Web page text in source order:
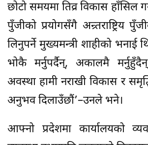
छोटो समयमा तिव्र विकास हाँसिल
पुँजीको प्रयोगसँगै अन्र्तराष्ट्रिय
लिनुपर्ने मुख्यमन्त्री शाहीको भनाई
भोकै मर्नुपर्दैन्, अकालमै
अवस्था हामी नराखी विकास र
अनुभव दिलाउँछौं’–उनले भने।
आफ्नो प्रदेशमा कार्यालयको